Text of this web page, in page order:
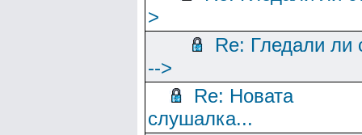
>
Re: Гледали ли
-->
Re: Новата
слушалка...